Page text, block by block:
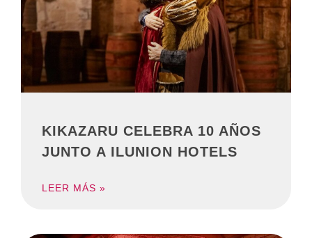
KIKAZARU CELEBRA 10 AÑOS
JUNTO A ILUNION HOTELS
LEER MÁS »